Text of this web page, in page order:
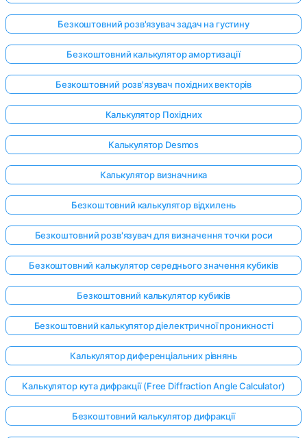
Увійдіть
тут!
Безкоштовний розв'язувач задач на густину
Безкоштовний калькулятор амортизації
Безкоштовний розв'язувач похідних векторів
Калькулятор Похідних
Калькулятор Desmos
Калькулятор визначника
Безкоштовний калькулятор відхилень
Безкоштовний розв'язувач для визначення точки роси
Безкоштовний калькулятор середнього значення кубиків
Безкоштовний калькулятор кубиків
Безкоштовний калькулятор діелектричної проникності
Калькулятор диференціальних рівнянь
Калькулятор кута дифракції (Free Diffraction Angle Calculator)
Безкоштовний калькулятор дифракції